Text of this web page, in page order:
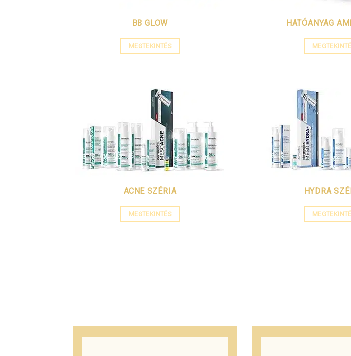
BB GLOW
MEGTEKINTÉS
HATÓANYAG
ACNE SZÉRIA
MEGTEKINTÉS
HYDRA